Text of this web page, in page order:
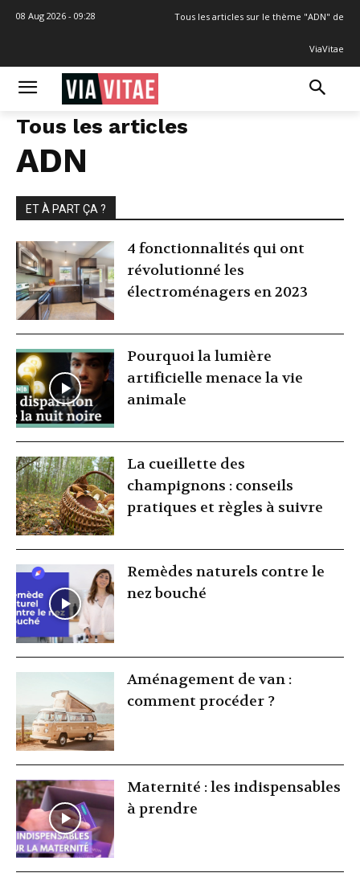
08 Aug 2026 - 09:28 Tous les articles sur le thème "ADN" de
ViaVitae
Tous les articles
ADN
ET À PART ÇA ?
4 fonctionnalités qui ont
révolutionné les
électroménagers en 2023
Pourquoi la lumière
artificielle menace la vie
animale
La cueillette des
champignons : conseils
pratiques et règles à suivre
Remèdes naturels contre le
nez bouché
Aménagement de van :
comment procéder ?
Maternité : les indispensables
à prendre